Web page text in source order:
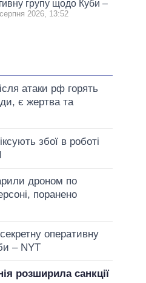
групу щодо Куби –
2026, 13:52
атаки рф горять
є жертва та
збої в роботі
дроном по
поранено
оперативну
– NYT
розширила санкції